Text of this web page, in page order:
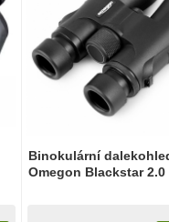
Binokulární
Omegon Blackstar 2.0